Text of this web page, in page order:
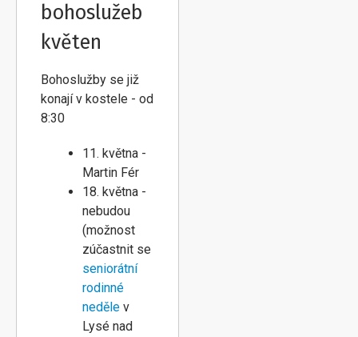
bohoslužeb
květen
Bohoslužby se již
konají v kostele - od
8:30
11. května -
Martin Fér
18. května -
nebudou
(možnost
zúčastnit se
seniorátní
rodinné
neděle v
Lysé nad